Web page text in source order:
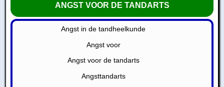
ANGST VOOR DE TANDARTS
Angst in de tandheelkunde
Angst voor
Angst voor de tandarts
Angsttandarts